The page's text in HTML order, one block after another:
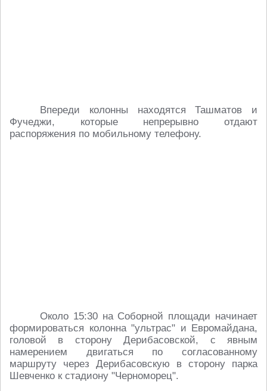
Впереди колонны находятся Ташматов и
Фучеджи, которые непрерывно отдают
распоряжения по мобильному телефону.
Около 15:30 на Соборной площади начинает
формироваться колонна "ультрас" и Евромайдана,
головой в сторону Дерибасовской, с явным
намерением двигаться по согласованному
маршруту через Дерибасовскую в сторону парка
Шевченко к стадиону "Черноморец".